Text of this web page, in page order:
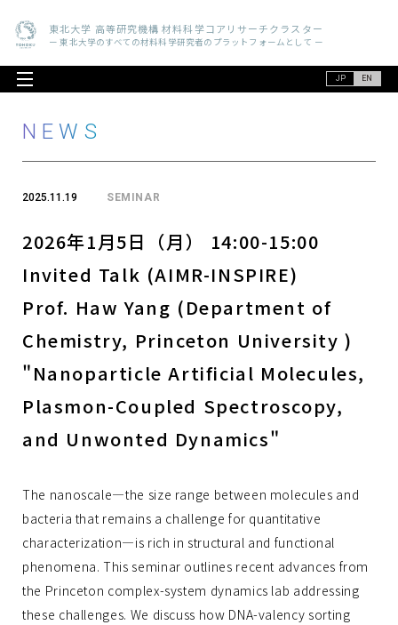
東北大学 高等研究機構 材料科学コアリサーチクラスター
ー 東北大学のすべての材料科学研究者のプラットフォームとして ー
JP EN
NEWS
2025.11.19 SEMINAR
2026年1月5日（月） 14:00-15:00
Invited Talk (AIMR-INSPIRE)
Prof. Haw Yang (Department of
Chemistry, Princeton University )
"Nanoparticle Artificial Molecules,
Plasmon-Coupled Spectroscopy,
and Unwonted Dynamics"
The nanoscale—the size range between molecules and
bacteria that remains a challenge for quantitative
characterization—is rich in structural and functional
phenomena. This seminar outlines recent advances from
the Princeton complex-system dynamics lab addressing
these challenges. We discuss how DNA-valency sorting